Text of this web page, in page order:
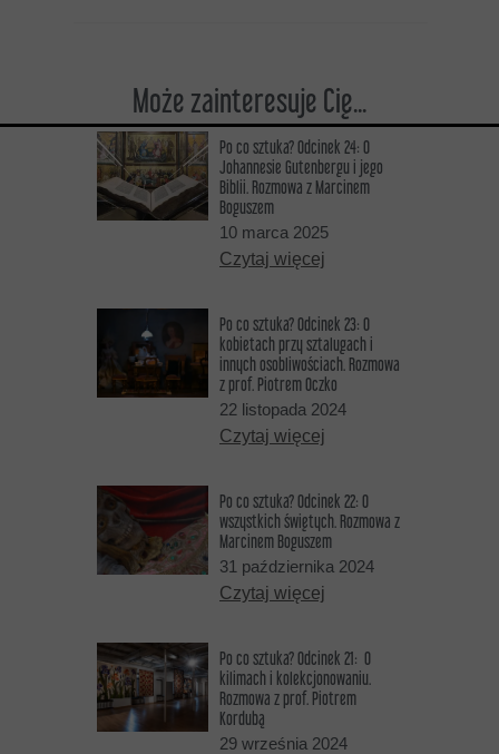
Po co sztuka? Odcinek 24: O
Johannesie Gutenbergu i jego
Biblii. Rozmowa z Marcinem
Boguszem
10 marca 2025
Czytaj więcej
Po co sztuka? Odcinek 23: O
kobietach przy sztalugach i
innych osobliwościach. Rozmowa
z prof. Piotrem Oczko
22 listopada 2024
Czytaj więcej
Po co sztuka? Odcinek 22: O
wszystkich świętych. Rozmowa z
Marcinem Boguszem
31 października 2024
Czytaj więcej
Po co sztuka? Odcinek 21: O
kilimach i kolekcjonowaniu.
Rozmowa z prof. Piotrem
Kordubą
29 września 2024
Może zainteresuje Cię...